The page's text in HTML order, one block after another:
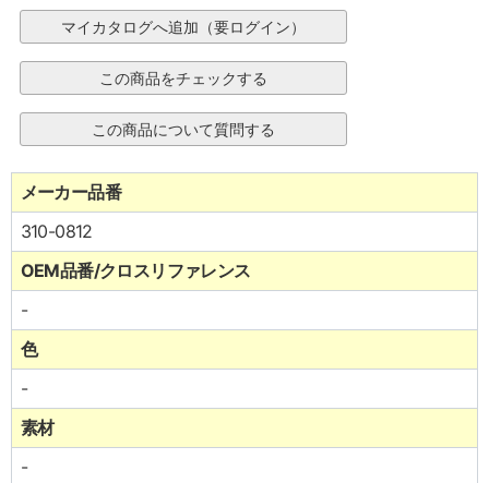
メーカー品番
310-0812
OEM品番/クロスリファレンス
-
色
-
素材
-